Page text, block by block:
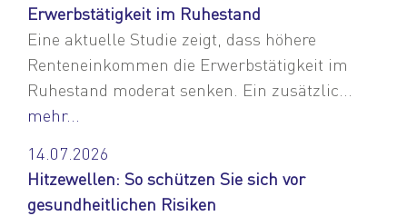
Erwerbstätigkeit im Ruhestand
Eine aktuelle Studie zeigt, dass höhere
Renteneinkommen die Erwerbstätigkeit im
Ruhestand moderat senken. Ein zusätzlic...
mehr...
14.07.2026
Hitzewellen: So schützen Sie sich vor
gesundheitlichen Risiken